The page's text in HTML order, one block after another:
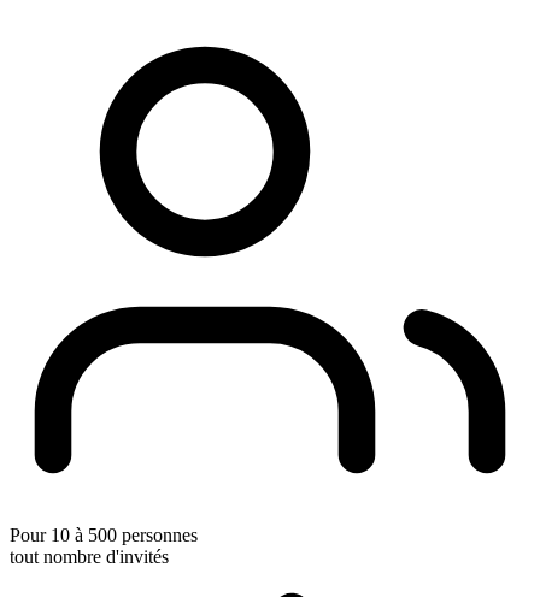
Pour 10 à 500 personnes
tout nombre d'invités